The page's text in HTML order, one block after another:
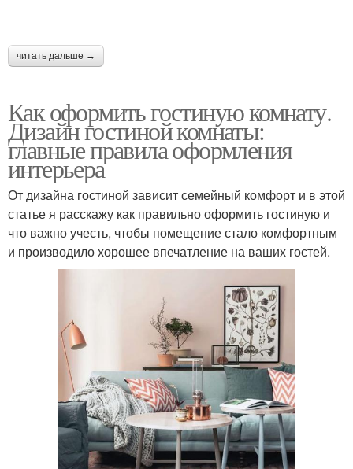
читать дальше →
Как оформить гостиную комнату.
Дизайн гостиной комнаты:
главные правила оформления
интерьера
От дизайна гостиной зависит семейный комфорт и в этой
статье я расскажу как правильно оформить гостиную и
что важно учесть, чтобы помещение стало комфортным
и производило хорошее впечатление на ваших гостей.